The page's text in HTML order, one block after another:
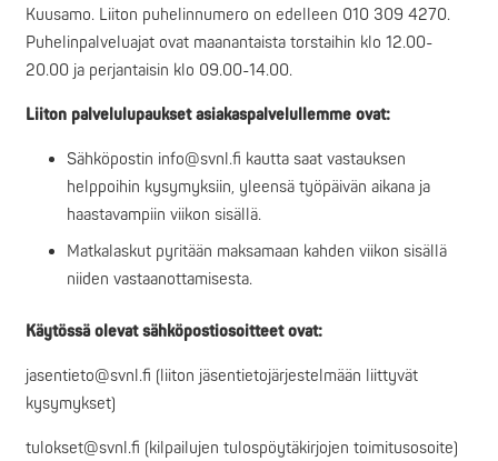
Kuusamo. Liiton puhelinnumero on edelleen 010 309 4270.
Puhelinpalveluajat ovat maanantaista torstaihin klo 12.00-
20.00 ja perjantaisin klo 09.00-14.00.
Liiton palvelulupaukset asiakaspalvelullemme ovat:
Sähköpostin info@svnl.fi kautta saat vastauksen
helppoihin kysymyksiin, yleensä työpäivän aikana ja
haastavampiin viikon sisällä.
Matkalaskut pyritään maksamaan kahden viikon sisällä
niiden vastaanottamisesta.
Käytössä olevat sähköpostiosoitteet ovat:
jasentieto@svnl.fi (liiton jäsentietojärjestelmään liittyvät
kysymykset)
tulokset@svnl.fi (kilpailujen tulospöytäkirjojen toimitusosoite)